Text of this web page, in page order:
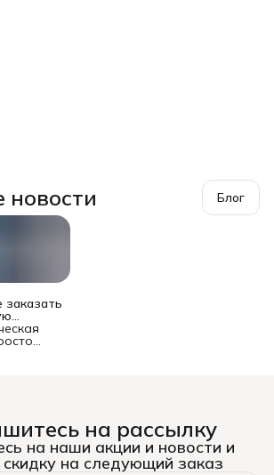
новости Блог
заказать
в
Рынок
на рассылку
на наши акции и новости и
скидку на следующий заказ